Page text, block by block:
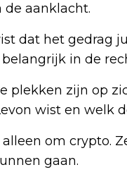
de aanklacht.
dat het gedrag
in de
plekken zijn op
wist en welk
om crypto.
gaan.